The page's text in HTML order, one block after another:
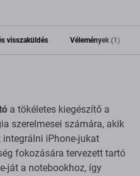
visszaküldés Vélemények (1)
a tökéletes kiegészítő a
szerelmesei számára, akik
integrálni iPhone-jukat
fokozására tervezett tartó
ját a notebookhoz, így